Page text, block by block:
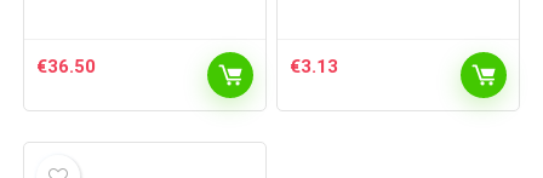
€36.50 €3.13